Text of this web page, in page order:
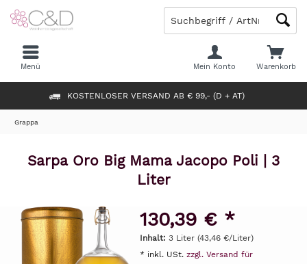
KOSTENLOSER VERSAND AB € 99,- (D + AT)
Warenkorb
Mein Konto
Menü
Grappa
Sarpa Oro Big Mama Jacopo Poli | 3
Liter
130,39 € *
Inhalt: 3 Liter (43,46 €/Liter)
* inkl. USt. zzgl. Versand für